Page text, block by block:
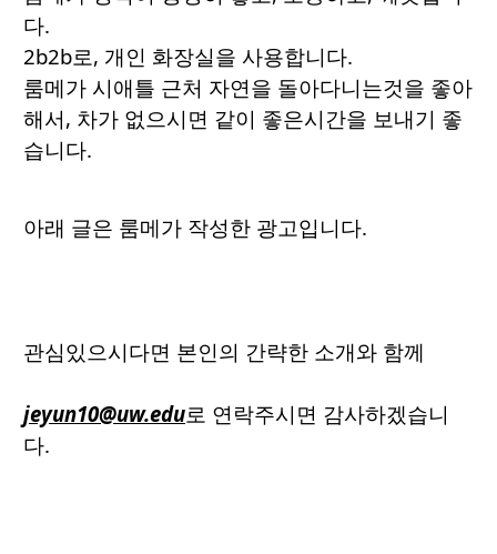
다.
2b2b로, 개인 화장실을 사용합니다.
룸메가 시애틀 근처 자연을 돌아다니는것을 좋아
해서, 차가 없으시면 같이 좋은시간을 보내기 좋
습니다.
아래 글은 룸메가 작성한 광고입니다.
관심있으시다면 본인의 간략한 소개와 함께
jeyun10@uw.edu로 연락주시면 감사하겠습니
다.